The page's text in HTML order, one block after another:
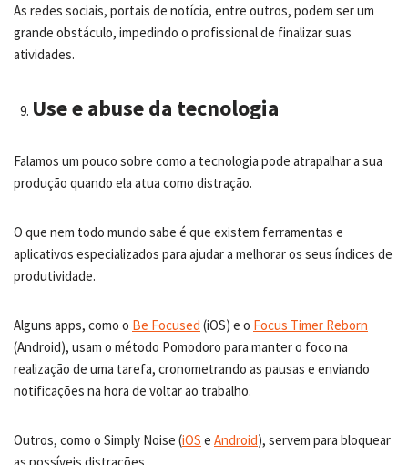
As redes sociais, portais de notícia, entre outros, podem ser um
grande obstáculo, impedindo o profissional de finalizar suas
atividades.
Use e abuse da tecnologia
Falamos um pouco sobre como a tecnologia pode atrapalhar a sua
produção quando ela atua como distração.
O que nem todo mundo sabe é que existem ferramentas e
aplicativos especializados para ajudar a melhorar os seus índices de
produtividade.
Alguns apps, como o Be Focused (iOS) e o Focus Timer Reborn
(Android), usam o método Pomodoro para manter o foco na
realização de uma tarefa, cronometrando as pausas e enviando
notificações na hora de voltar ao trabalho.
Outros, como o Simply Noise (iOS e Android), servem para bloquear
as possíveis distrações.